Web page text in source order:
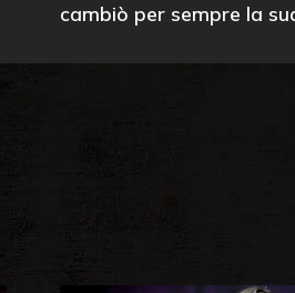
cambiò per sempre la